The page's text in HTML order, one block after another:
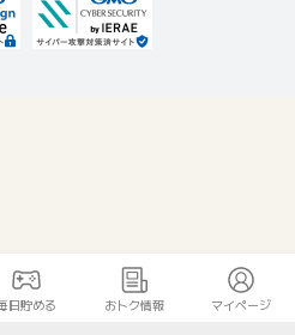
日貯める おトク情報 マイページ